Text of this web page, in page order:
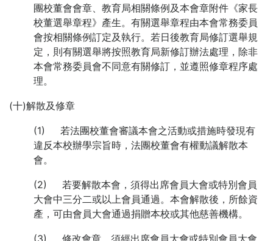
團校董會會章、教育局相關條例及本會章附件《家長
校董選舉章程》產生。有關選舉章程由本會常務委員
會按相關條例訂定及執行。若日後教育局修訂選舉規
定，則有關選舉將按照教育局新修訂辦法處理，除非
本會常務委員會不同意有關修訂，並遵照修章程序處
理。
(十)解散及修章
(1) 若法團校董會審議本會之活動或措施時發現有
違反本校辦學宗旨時，法團校董會有權動議解散本
會。
(2) 若要解散本會，須得出席會員大會或特別會員
大會中三分二或以上會員通過。本會解散後，所餘資
產，可由會員大會通過捐贈本校或其他慈善機構。
(3) 修改會章，須經出席會員大會或特別會員大會